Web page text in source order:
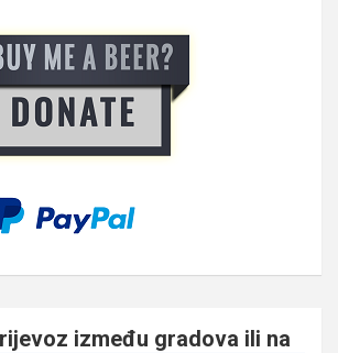
između gradova ili na